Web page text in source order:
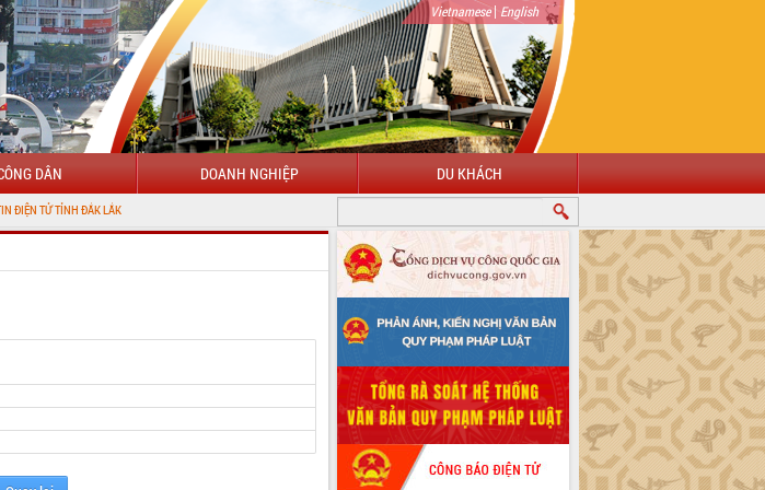
Vietnamese| English
DÂN DOANH NGHIỆP DU KHÁCH
ĐẮK LẮK